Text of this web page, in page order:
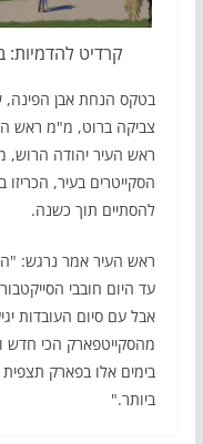
קרדיט להדמיות:
בטקס הנחת אבן
צביקה ברוט, מ"מ ראש
ראש העיר יהודה הרוש,
הסקייטרים בעיר,
להסתיים תוך כשנה.
ראש העיר אמר נרגש:
עד היום חובבי
אבל עם סיום העובדות
מהסקייטפארק הכי חדש
בימים אלו בפארק
ביותר."